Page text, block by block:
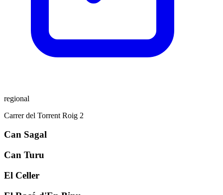
regional
Carrer del Torrent Roig 2
Can Sagal
Can Turu
El Celler